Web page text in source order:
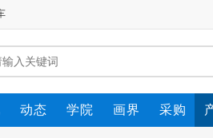
动态 学院 画界 采购